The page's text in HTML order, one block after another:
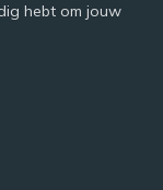
hebt om jouw